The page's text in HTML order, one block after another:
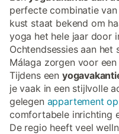
perfecte combinatie
kust staat bekend om
yoga het hele jaar door
Ochtendsessies aan
Málaga zorgen voor
Tijdens een
je vaak in een stijlvolle
gelegen appartement
comfortabele inrichting
De regio heeft veel